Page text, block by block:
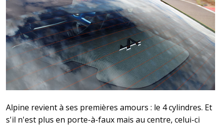
Alpine revient à ses premières amours : le 4 cylindres. Et
s'il n'est plus en porte-à-faux mais au centre, celui-ci